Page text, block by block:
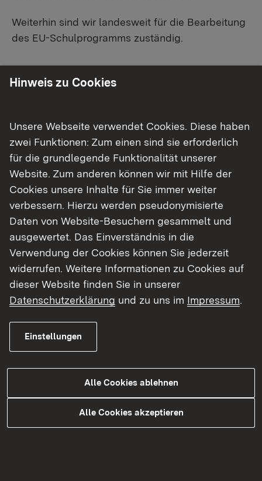
Weiterhin sind wir landesweit für die Bearbeitung
des EU-Schulprogramms zuständig.
Unsere Aufgaben im Detail
Marktordnung für Obst und Gemüse,
Fleisch und Eier
Kontrolle der Rückverfolgbarkeit von
Fleischerei- und Aquakulturerzeugnissen
Amtliche Futtermittelüberwachung
Flächenbezogene Ausgleichsleistungen
im Gemeinsamen Antrag
Geschützte Herkunftsbezeichnungen und
garantiert traditionelle Spezialitäten
EU-Schulprogramm
Rohmilchgüteverordnung, Butter- und
Ernährungsnotfallvorsorge
Hinweis zu Cookies
Unsere Webseite verwendet Cookies. Diese haben
zwei Funktionen: Zum einen sind sie erforderlich
für die grundlegende Funktionalität unserer
Website. Zum anderen können wir mit Hilfe der
Cookies unsere Inhalte für Sie immer weiter
verbessern. Hierzu werden pseudonymisierte
Daten von Website-Besuchern gesammelt und
ausgewertet. Das Einverständnis in die
Verwendung der Cookies können Sie jederzeit
widerrufen. Weitere Informationen zu Cookies auf
dieser Website finden Sie in unserer
Datenschutzerklärung und zu uns im Impressum.
Einstellungen
Alle Cookies ablehnen
Alle Cookies akzeptieren